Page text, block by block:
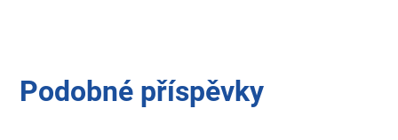
Podobné příspěvky